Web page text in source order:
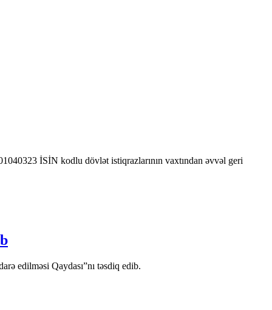
İSİN kodlu dövlət istiqrazlarının vaxtından əvvəl geri
edilməsi Qaydası”nı təsdiq edib.